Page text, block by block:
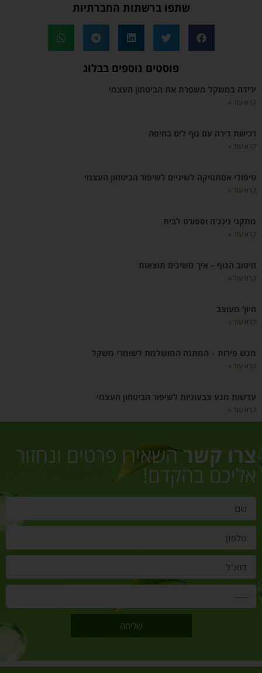
שתפו ברשתות החברתיות
פוסטים נוספים בבלוג
ירידה במשקל משפרת את הביטחון העצמי
קרא עוד »
רכישת דירה עם נוף לים בחיפה
קרא עוד »
טיפולי אסתטיקה לשיניים לשיפור הביטחון העצמי
קרא עוד »
מתקני נינג'ה וספורט לבית
קרא עוד »
חיטוב הגוף – איך משיגים תוצאות
קרא עוד »
חיוך מעוצב
קרא עוד »
מגש פירות – המתנה המושלמת לשומרי משקל
קרא עוד »
עדשות מגע צבעוניות לשיפור הביטחון העצמי
קרא עוד »
צרו קשר השאירו פרטים ונחזור
אליכם בהקדם!
שליחה